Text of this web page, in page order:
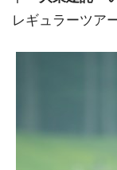
レギュラーツア